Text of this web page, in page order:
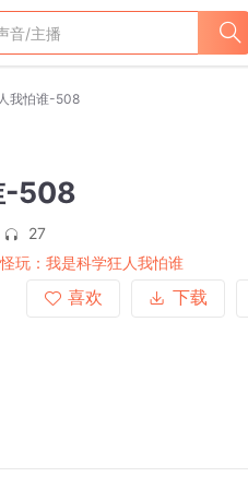
我怕谁-508
-508
27
玩：我是科学狂人我怕谁
喜欢
下载